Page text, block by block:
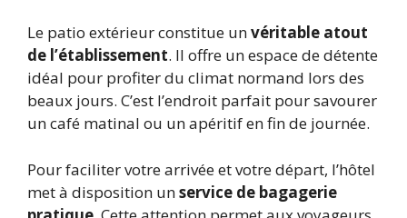
Le patio extérieur constitue unvéritable atout
de l’établissement. Il offre un espace de détente
idéal pour profiter du climat normand lors des
beaux jours. C’est l’endroit parfait pour savourer
un café matinal ou un apéritif en fin de journée.
Pour faciliter votre arrivée et votre départ, l’hôtel
met à disposition unservice de bagagerie